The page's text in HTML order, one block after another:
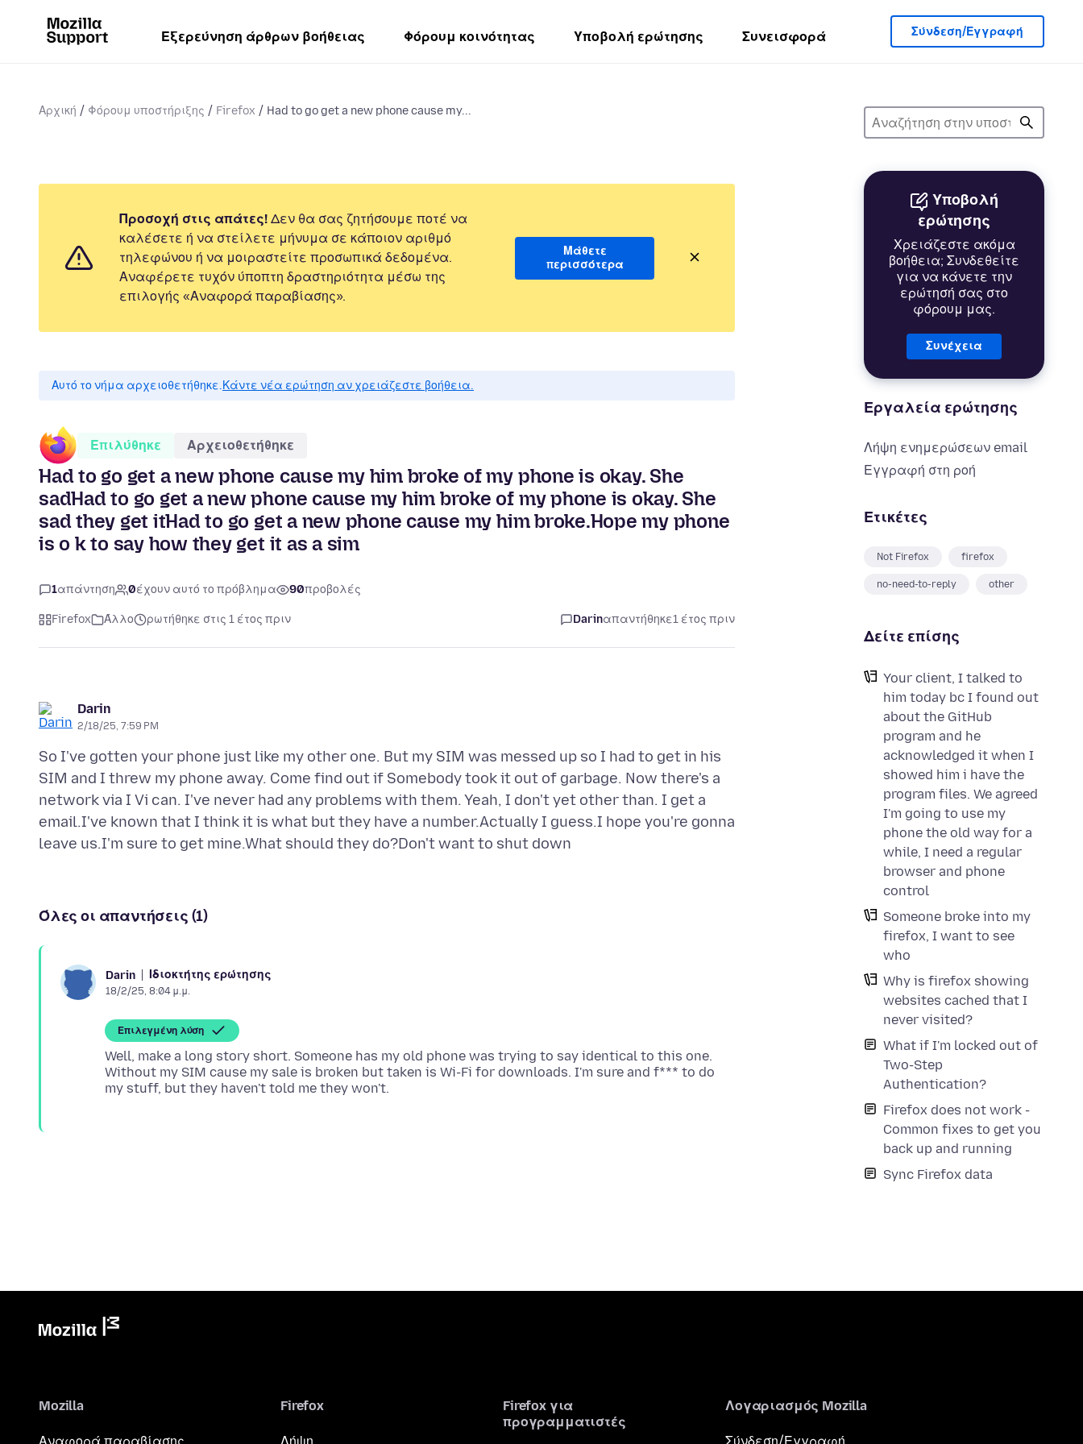
Εξερεύνηση άρθρων βοήθειας Φόρουμ κοινότητας Υποβολή ερώτησης Συνεισφορά Σύνδεση/Εγγραφή
Αρχική Φόρουμ υποστήριξης Firefox Had to go get a new phone cause my...
Υποβολή
ερώτησης
Χρειάζεστε ακόμα
βοήθεια; Συνδεθείτε
για να κάνετε την
ερώτησή σας στο
φόρουμ μας.
Συνέχεια
Εργαλεία ερώτησης
Λήψη ενημερώσεων email
Εγγραφή στη ροή
Ετικέτες
Not Firefox firefox
no-need-to-reply other
Δείτε επίσης
Your client, I talked to
him today bc I found out
about the GitHub
program and he
acknowledged it when I
showed him i have the
program files. We agreed
I'm going to use my
phone the old way for a
while, I need a regular
browser and phone
control
Someone broke into my
firefox, I want to see
who
Why is firefox showing
websites cached that I
never visited?
What if I'm locked out of
Two-Step
Authentication?
Firefox does not work -
Common fixes to get you
back up and running
Sync Firefox data
Προσοχή στις απάτες! Δεν θα σας ζητήσουμε ποτέ να
καλέσετε ή να στείλετε μήνυμα σε κάποιον αριθμό
τηλεφώνου ή να μοιραστείτε προσωπικά δεδομένα.
Αναφέρετε τυχόν ύποπτη δραστηριότητα μέσω της
επιλογής «Αναφορά παραβίασης».
Μάθετε
περισσότερα
Αυτό το νήμα αρχειοθετήθηκε.Κάντε νέα ερώτηση αν χρειάζεστε βοήθεια.
Επιλύθηκε Αρχειοθετήθηκε
Had to go get a new phone cause my him broke of my phone is okay. She
sadHad to go get a new phone cause my him broke of my phone is okay. She
sad they get itHad to go get a new phone cause my him broke.Hope my phone
is o k to say how they get it as a sim
1απάντηση 0έχουν αυτό το πρόβλημα 90προβολές
Firefox Άλλο ρωτήθηκε στις 1 έτος πριν Darinαπαντήθηκε1 έτος πριν
Darin
2/18/25, 7:59 PM
So I've gotten your phone just like my other one. But my SIM was messed up so I had to get in his
SIM and I threw my phone away. Come find out if Somebody took it out of garbage. Now there's a
network via I Vi can. I've never had any problems with them. Yeah, I don't yet other than. I get a
email.I've known that I think it is what but they have a number.Actually I guess.I hope you're gonna
Όλες οι απαντήσεις (1)
Darin Ιδιοκτήτης ερώτησης
18/2/25, 8:04 μ.μ.
Επιλεγμένη λύση
Well, make a long story short. Someone has my old phone was trying to say identical to this one.
Without my SIM cause my sale is broken but taken is Wi-Fi for downloads. I'm sure and f*** to do
Mozilla Firefox
Firefox για
προγραμματιστές
Λογαριασμός Mozilla